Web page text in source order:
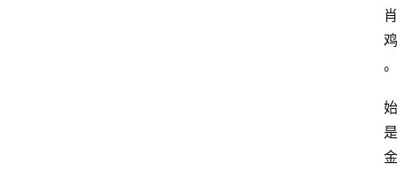
肖
鸡
。
始
是
金